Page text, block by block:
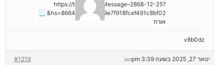
https://telegra.ph/Message–2868-12-25?
hs=8664c520642b9e7f918fcef491c8bf02& 📃
אורח
v8b0dz
ינואר 27, 2025 בשעה 3:39 pm #1219 הגב